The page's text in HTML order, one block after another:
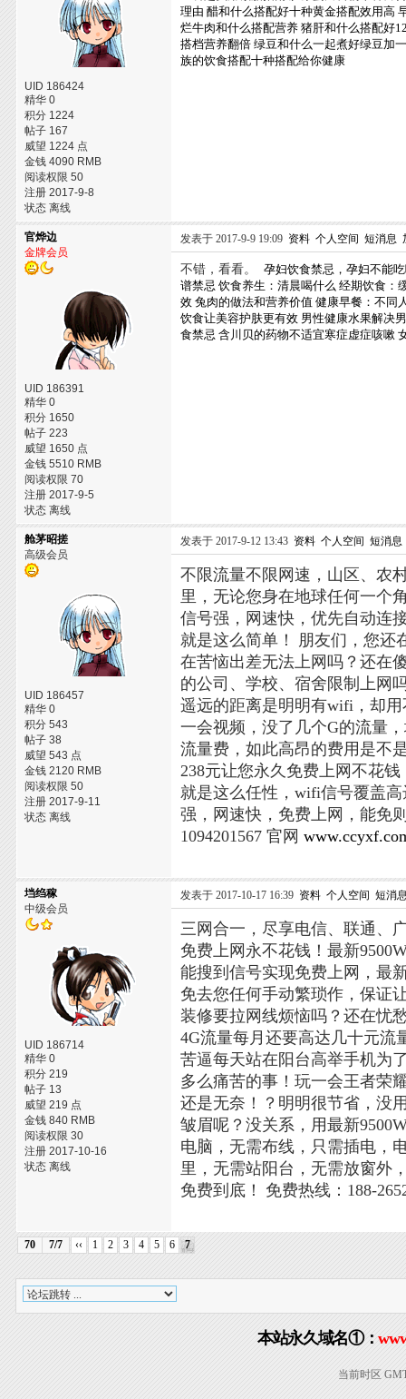
UID 186424
精华 0
积分 1224
帖子 167
威望 1224 点
金钱 4090 RMB
阅读权限 50
注册 2017-9-8
状态 离线
理由 醋和什么搭配好十种黄金搭配效用高
烂牛肉和什么搭配营养 猪肝和什么搭配好
搭档营养翻倍 绿豆和什么一起煮好绿豆加
族的饮食搭配十种搭配给你健康
官烨边
金牌会员
UID 186391
精华 0
积分 1650
帖子 223
威望 1650 点
金钱 5510 RMB
阅读权限 70
注册 2017-9-5
状态 离线
发表于 2017-9-9 19:09 资料 个人空间 短消息
不错，看看。
孕妇饮食禁忌，孕妇不能
谱禁忌 饮食养生：清晨喝什么 经期饮食：
效 兔肉的做法和营养价值 健康早餐：不同
饮食让美容护肤更有效 男性健康水果解决
食禁忌 含川贝的药物不适宜寒症虚症咳嗽
舱茅昭搓
高级会员
UID 186457
精华 0
积分 543
帖子 38
威望 543 点
金钱 2120 RMB
阅读权限 50
注册 2017-9-11
状态 离线
发表于 2017-9-12 13:43 资料 个人空间 短消息
不限流量不限网速，山区、农
里，无论您身在地球任何一个
信号强，网速快，优先自动连
就是这么简单！
朋友们，您还
在苦恼出差无法上网吗？还在
的公司、学校、宿舍限制上网
遥远的距离是明明有wifi，却
一会视频，没了几个G的流量
流量费，如此高昂的费用是不
238元让您永久免费上网不花
就是这么任性，wifi信号覆盖
强，网速快，免费上网，能免
1094201567 官网
垱绉稼
中级会员
UID 186714
精华 0
积分 219
帖子 13
威望 219 点
金钱 840 RMB
阅读权限 30
注册 2017-10-16
状态 离线
发表于 2017-10-17 16:39 资料 个人空间 短消
三网合一，尽享电信、联通、
免费上网永不花钱！最新
能搜到信号实现免费上网，最
免去您任何手动繁琐作，保证
装修要拉网线烦恼吗？还在忧
4G流量每月还要高达几十元流
苦逼每天站在阳台高举手机为
多么痛苦的事！玩一会王者荣
还是无奈！？明明很节省，没
皱眉呢？没关系，用最新
电脑，无需布线，只需插电，
里，无需站阳台，无需放窗外
免费到底！
免费热线：188-
70 7/7 ‹‹ 1 2 3 4 5 6 7
本站永久域名①：
当前时区